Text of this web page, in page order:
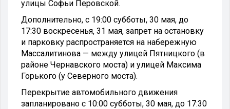
улицы Софьи Перовской.
Дополнительно, с 19:00 субботы, 30 мая, до
17:30 воскресенья, 31 мая, запрет на остановку
и парковку распространяется на набережную
Массалитинова — между улицей Пятницкого (в
районе Чернавского моста) и улицей Максима
Горького (у Северного моста).
Перекрытие автомобильного движения
запланировано с 10:00 субботы, 30 мая, до 17:30